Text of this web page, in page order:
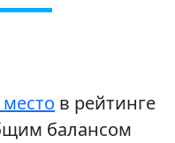
место в рейтинге
балансом